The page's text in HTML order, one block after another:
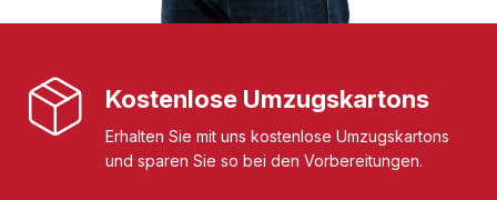
Kostenlose Umzugskartons
Erhalten Sie mit uns kostenlose Umzugskartons
und sparen Sie so bei den Vorbereitungen.